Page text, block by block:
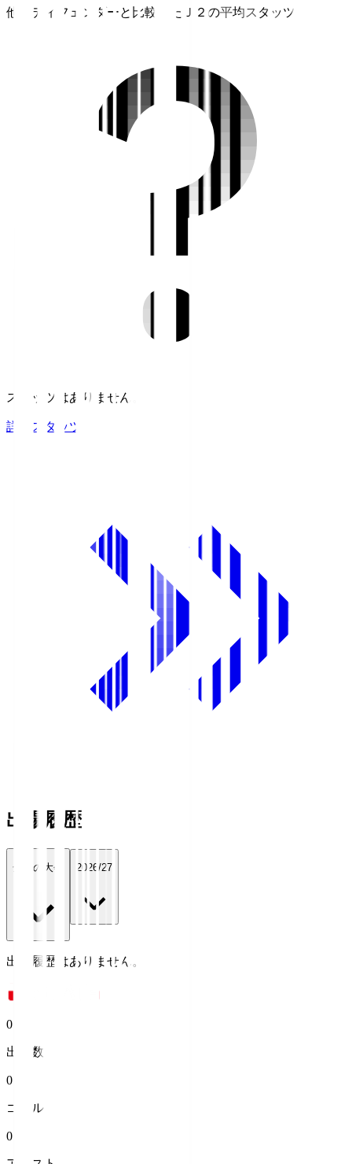
他のディフェンダーと比較したＪ２の平均スタッツ
スタッツはありません。
詳細スタッツ
出場履歴
全ての大会 2026/27
出場履歴はありません。
0
出場数
0
ゴール
0